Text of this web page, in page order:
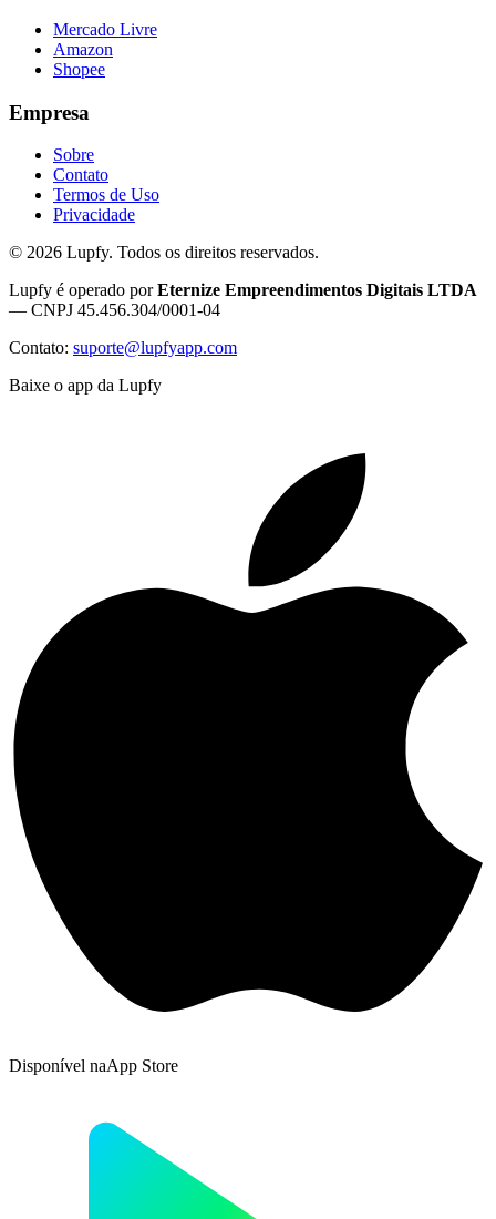
Mercado Livre
Amazon
Shopee
Empresa
Sobre
Contato
Termos de Uso
Privacidade
© 2026 Lupfy. Todos os direitos reservados.
Lupfy é operado porEternize Empreendimentos Digitais LTDA
— CNPJ 45.456.304/0001-04
Contato: suporte@lupfyapp.com
Baixe o app da Lupfy
Disponível naApp Store